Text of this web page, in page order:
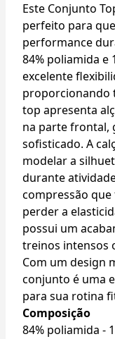
Este Conjunto
perfeito para
performance
84% poliamida e
excelente
proporcionando
top apresenta
na parte frontal,
sofisticado. A
modelar a
durante
compressão que
perder a
possui um
treinos intensos
Com um design
conjunto é uma
para sua rotina
Composição
84% poliamida -